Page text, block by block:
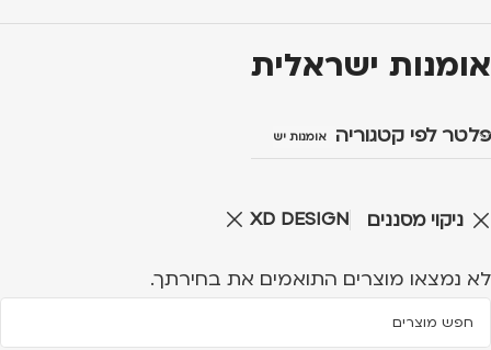
אומנות ישראלית
פלטר לפי קטגוריה אומנות ישראלית
ניקוי מסננים XD DESIGN
לא נמצאו מוצרים התואמים את בחירתך.